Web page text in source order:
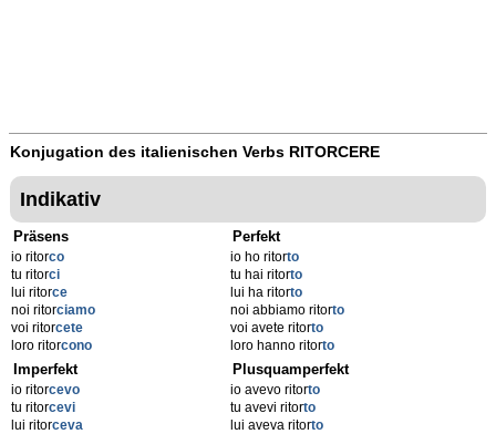
Konjugation des italienischen Verbs RITORCERE
Indikativ
Präsens
io ritorco
tu ritorci
lui ritorce
noi ritorciamo
voi ritorcete
loro ritorcono
Perfekt
io ho ritorto
tu hai ritorto
lui ha ritorto
noi abbiamo ritorto
voi avete ritorto
loro hanno ritorto
Imperfekt
io ritorcevo
tu ritorcevi
lui ritorceva
Plusquamperfekt
io avevo ritorto
tu avevi ritorto
lui aveva ritorto